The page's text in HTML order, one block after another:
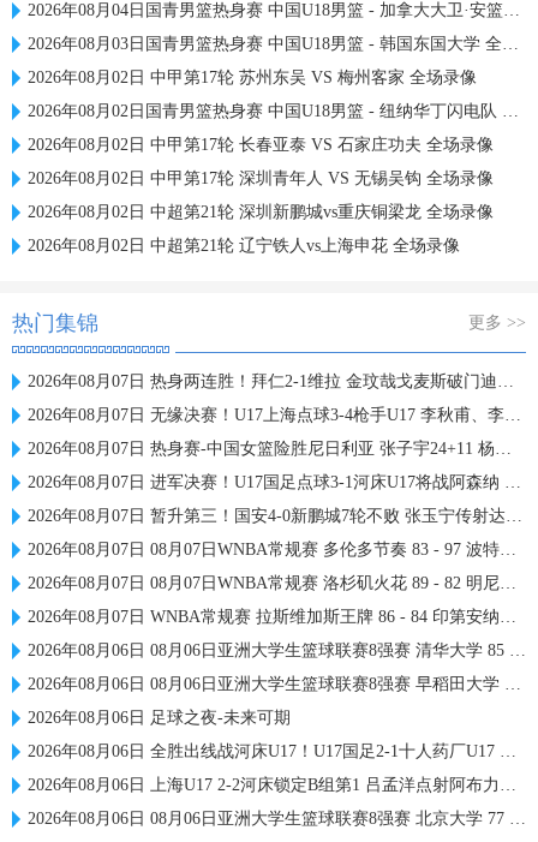
2026年08月04日国青男篮热身赛 中国U18男篮 - 加拿大大卫·安篮球学院 全场录像
2026年08月03日国青男篮热身赛 中国U18男篮 - 韩国东国大学 全场录像
2026年08月02日 中甲第17轮 苏州东吴 VS 梅州客家 全场录像
2026年08月02日国青男篮热身赛 中国U18男篮 - 纽纳华丁闪电队 全场录像
2026年08月02日 中甲第17轮 长春亚泰 VS 石家庄功夫 全场录像
2026年08月02日 中甲第17轮 深圳青年人 VS 无锡吴钩 全场录像
2026年08月02日 中超第21轮 深圳新鹏城vs重庆铜梁龙 全场录像
2026年08月02日 中超第21轮 辽宁铁人vs上海申花 全场录像
热门集锦 更多 >>
2026年08月07日 热身两连胜！拜仁2-1维拉 金玟哉戈麦斯破门迪亚斯替补建功
2026年08月07日 无缘决赛！U17上海点球3-4枪手U17 李秋甫、李文博失点王启戎扑点
2026年08月07日 热身赛-中国女篮险胜尼日利亚 张子宇24+11 杨舒予12+6
2026年08月07日 进军决赛！U17国足点球3-1河床U17将战阿森纳 江宇涵替补两扑点
2026年08月07日 暂升第三！国安4-0新鹏城7轮不败 张玉宁传射达万双响法比奥破门
2026年08月07日 08月07日WNBA常规赛 多伦多节奏 83 - 97 波特兰火焰 集锦
2026年08月07日 08月07日WNBA常规赛 洛杉矶火花 89 - 82 明尼苏达山猫 全场集锦
2026年08月07日 WNBA常规赛 拉斯维加斯王牌 86 - 84 印第安纳狂热 全场集锦
2026年08月06日 08月06日亚洲大学生篮球联赛8强赛 清华大学 85 - 81 菲律宾大学 集锦
2026年08月06日 08月06日亚洲大学生篮球联赛8强赛 早稻田大学 78 - 71 高丽大学 集锦
2026年08月06日 足球之夜-未来可期
2026年08月06日 全胜出线战河床U17！U17国足2-1十人药厂U17 赵松源登场1分钟传射
2026年08月06日 上海U17 2-2河床锁定B组第1 吕孟洋点射阿布力米破门 将战A组第2
2026年08月06日 08月06日亚洲大学生篮球联赛8强赛 北京大学 77 - 79 上海交通大学 集锦